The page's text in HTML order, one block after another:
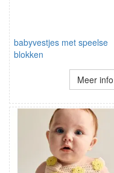
babyvestjes met speelse
blokken
Meer info